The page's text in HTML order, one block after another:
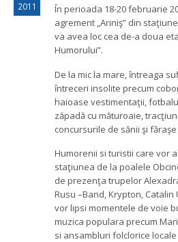
2011
În perioada 18-20 februarie
agrement „Ariniş” din
va avea loc cea de-a doua
Humorului”.
De la mic la mare, întreaga
întreceri insolite precum
haioase vestimentaţii,
zăpadă cu măturoaie,
concursurile de sănii şi
Humorenii si turistii care vor
staţiunea de la poalele
de prezenţa trupelor
Rusu –Band, Krypton,
vor lipsi momentele de voie
muzica populara precum
si ansambluri folclorice locale